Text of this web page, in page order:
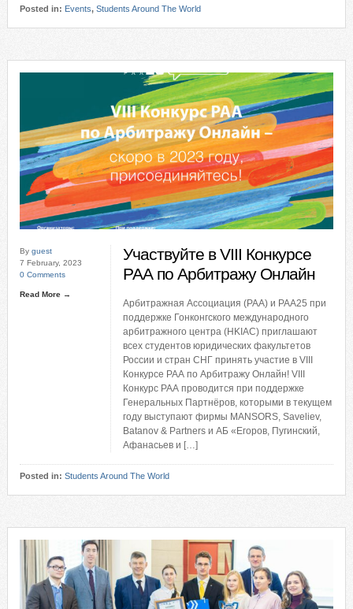
Posted in: Events, Students Around The World
By guest
7 February, 2023
0 Comments
Read More →
Участвуйте в VIII Конкурсе
РАА по Арбитражу Онлайн
Арбитражная Ассоциация (РАА) и РАА25 при
поддержке Гонконгского международного
арбитражного центра (HKIAC) приглашают
всех студентов юридических факультетов
России и стран СНГ принять участие в VIII
Конкурсе РАА по Арбитражу Онлайн! VIII
Конкурс РАА проводится при поддержке
Генеральных Партнёров, которыми в текущем
году выступают фирмы MANSORS, Saveliev,
Batanov & Partners и АБ «Егоров, Пугинский,
Афанасьев и […]
Posted in: Students Around The World